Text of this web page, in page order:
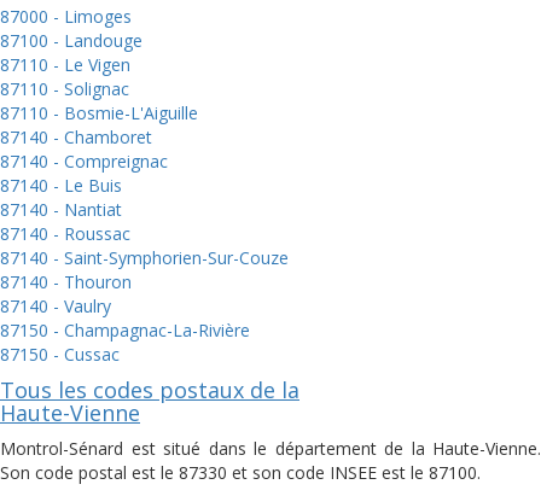
87000 - Limoges
87100 - Landouge
87110 - Le Vigen
87110 - Solignac
87110 - Bosmie-L'Aiguille
87140 - Chamboret
87140 - Compreignac
87140 - Le Buis
87140 - Nantiat
87140 - Roussac
87140 - Saint-Symphorien-Sur-Couze
87140 - Thouron
87140 - Vaulry
87150 - Champagnac-La-Rivière
87150 - Cussac
Tous les codes postaux de la
Haute-Vienne
Montrol-Sénard est situé dans le département de la Haute-Vienne.
Son code postal est le 87330 et son code INSEE est le 87100.